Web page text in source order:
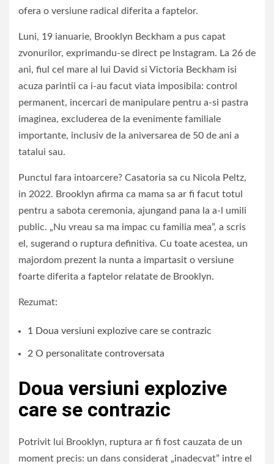
ofera o versiune radical diferita a faptelor.
Luni, 19 ianuarie, Brooklyn Beckham a pus capat
zvonurilor, exprimandu-se direct pe Instagram. La 26 de
ani, fiul cel mare al lui David si Victoria Beckham isi
acuza parintii ca i-au facut viata imposibila: control
permanent, incercari de manipulare pentru a-si pastra
imaginea, excluderea de la evenimente familiale
importante, inclusiv de la aniversarea de 50 de ani a
tatalui sau.
Punctul fara intoarcere? Casatoria sa cu Nicola Peltz,
in 2022. Brooklyn afirma ca mama sa ar fi facut totul
pentru a sabota ceremonia, ajungand pana la a-l umili
public. „Nu vreau sa ma impac cu familia mea”, a scris
el, sugerand o ruptura definitiva. Cu toate acestea, un
majordom prezent la nunta a impartasit o versiune
foarte diferita a faptelor relatate de Brooklyn.
Rezumat:
1 Doua versiuni explozive care se contrazic
2 O personalitate controversata
Doua versiuni explozive
care se contrazic
Potrivit lui Brooklyn, ruptura ar fi fost cauzata de un
moment precis: un dans considerat „inadecvat” intre el